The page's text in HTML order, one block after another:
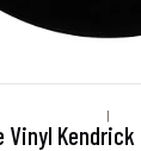
|
Vinyl